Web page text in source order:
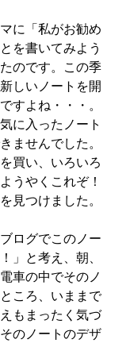
に「私がお勧め
を書いてみよう
のです。この季
しいノートを開
すよね・・・。
に入ったノート
ませんでした。
買い、いろいろ
うやくこれぞ！
見つけました。
ログでこのノー
」と考え、朝、
車の中でそのノ
ころ、いままで
もまったく気づ
のノートのデザ